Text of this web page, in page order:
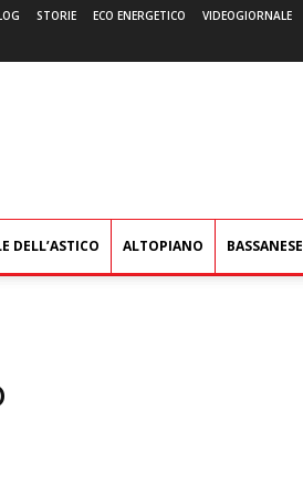
STORIE ECO ENERGETICO VIDEOGIORNALE
DELL’ASTICO ALTOPIANO BASSANESE